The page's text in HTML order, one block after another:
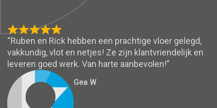
“Ruben en Rick hebben een prachtige vloer gelegd,
vakkundig, vlot en netjes! Ze zijn klantvriendelijk en
leveren goed werk. Van harte aanbevolen!”
Gea W